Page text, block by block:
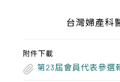
台灣婦產科
附件下載
第23屆會員代表參選